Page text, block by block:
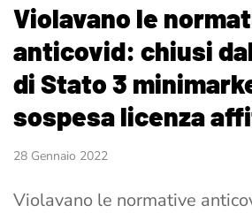
Violavano le
anticovid: chiusi
di Stato 3
sospesa licenza
28 Gennaio 2022
Violavano le normative